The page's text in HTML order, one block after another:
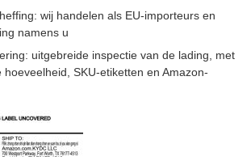
wij handelen als EU-importeurs en
namens u
uitgebreide inspectie van de lading, met
hoeveelheid, SKU-etiketten en Amazon-